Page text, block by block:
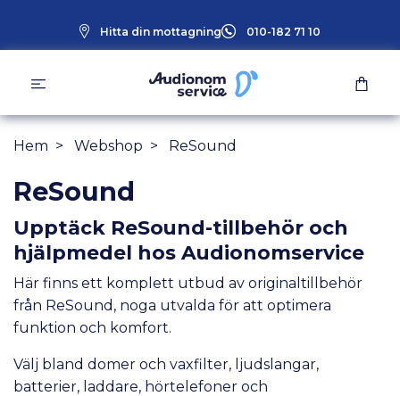
Hitta din mottagning 010-182 71 10
Hem Webshop ReSound
ReSound
Upptäck ReSound-tillbehör och
hjälpmedel hos Audionomservice
Här finns ett komplett utbud av originaltillbehör
från ReSound, noga utvalda för att optimera
funktion och komfort.
Välj bland domer och vaxfilter, ljudslangar,
batterier, laddare, hörtelefoner och